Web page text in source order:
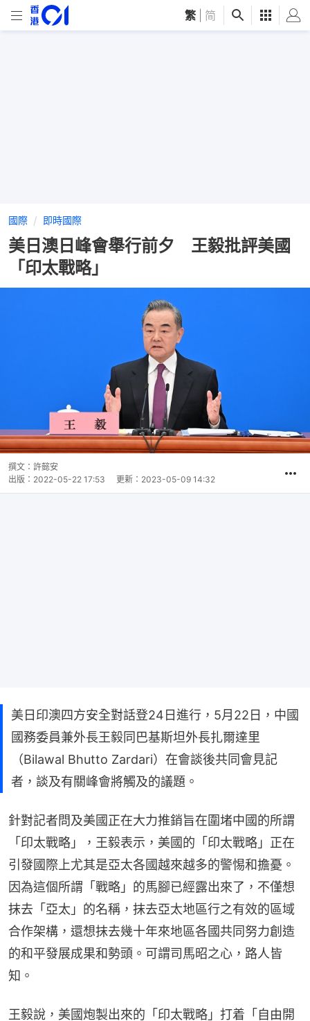
繁 简
國際 即時國際
美日澳日峰會舉行前夕 王毅批評美國
「印太戰略」
撰文： 許懿安
出版： 2022-05-22 17:53 更新： 2023-05-09 14:32
美日印澳四方安全對話登24日進行，5月22日，中國
國務委員兼外長王毅同巴基斯坦外長扎爾達里
（Bilawal Bhutto Zardari）在會談後共同會見記
者，談及有關峰會將觸及的議題。
針對記者問及美國正在大力推銷旨在圍堵中國的所謂
「印太戰略」，王毅表示，美國的「印太戰略」正在
引發國際上尤其是亞太各國越來越多的警惕和擔憂。
因為這個所謂「戰略」的馬腳已經露出來了，不僅想
抹去「亞太」的名稱，抹去亞太地區行之有效的區域
合作架構，還想抹去幾十年來地區各國共同努力創造
的和平發展成果和勢頭。可謂司馬昭之心，路人皆
知。
王毅說，美國炮製出來的「印太戰略」打着「自由開